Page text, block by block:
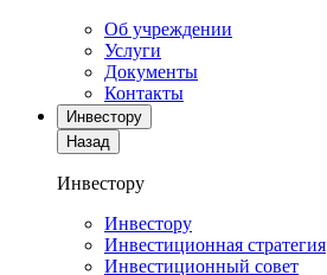
Об учреждении
Услуги
Документы
Контакты
Инвестору
Назад
Инвестору
Инвестору
Инвестиционная стратегия
Инвестиционный совет